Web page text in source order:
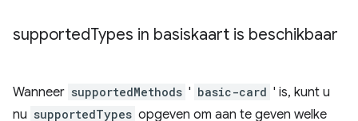
supportedTypes in basiskaart is beschikbaar
Wanneer supportedMethods ' basic-card ' is, kunt u
nu supportedTypes opgeven om aan te geven welke